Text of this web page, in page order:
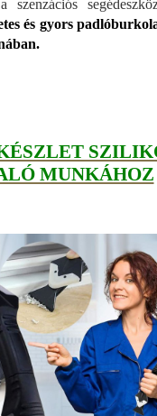
szenzációs
és gyors
MUNKÁHOZ